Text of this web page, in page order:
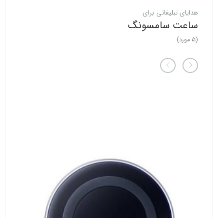
هدایای تبلیغاتی برای
ساعت سامسونگ
(5 مورد)